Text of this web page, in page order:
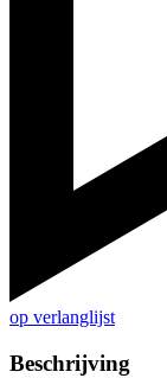
op verlanglijst
Beschrijving